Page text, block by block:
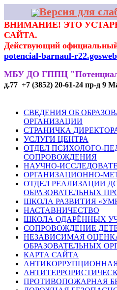
Версия для
ВНИМАНИЕ! ЭТО
САЙТА.
Действующий
potencial-barnaul-
МБУ ДО ГППЦ
д.77 +7 (3852) 20-61-24 пр-д 9
СВЕДЕНИЯ ОБ
ОРГАНИЗАЦИИ
СТРАНИЧКА
УСЛУГИ ЦЕНТРА
ОТДЕЛ ПСИХОЛОГО-
СОПРОВОЖДЕНИЯ
НАУЧНО-
ОРГАНИЗАЦИОННО-
ОТДЕЛ РЕАЛИЗАЦИИ
ОБРАЗОВАТЕЛЬНЫХ
ШКОЛА РАЗВИТИЯ
НАСТАВНИЧЕСТВО
ШКОЛА ОДАРЁННЫХ
СОПРОВОЖДЕНИЕ
НЕЗАВИСИМАЯ
ОБРАЗОВАТЕЛЬНЫХ
КАРТА САЙТА
ПРОТИВОПОЖАРНАЯ